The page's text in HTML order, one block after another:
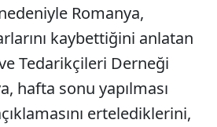
Romanya,
kaybettiğini anlatan
Tedarikçileri Derneği
hafta sonu yapılması
ertelediklerini,